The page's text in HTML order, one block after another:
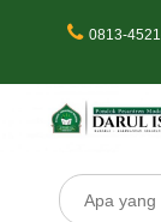
0813-
Search
for: